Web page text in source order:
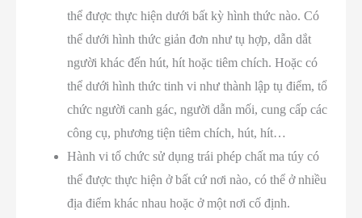
thể được thực hiện dưới bất kỳ hình thức nào. Có
thể dưới hình thức giản đơn như tụ hợp, dẫn dắt
người khác đến hút, hít hoặc tiêm chích. Hoặc có
thể dưới hình thức tinh vi như thành lập tụ điểm, tổ
chức người canh gác, người dẫn mối, cung cấp các
công cụ, phương tiện tiêm chích, hút, hít…
Hành vi tổ chức sử dụng trái phép chất ma túy có
thể được thực hiện ở bất cứ nơi nào, có thể ở nhiều
địa điểm khác nhau hoặc ở một nơi cố định.